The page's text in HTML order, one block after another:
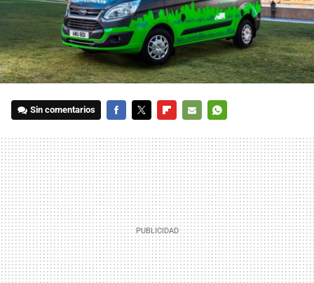
Sin comentarios
MAIL